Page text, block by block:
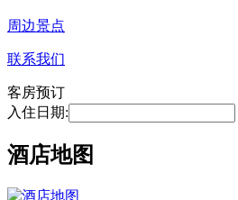
周边景点
联系我们
客房预订
入住日期:
酒店地图